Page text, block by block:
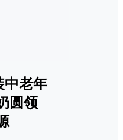
中老年
圆领